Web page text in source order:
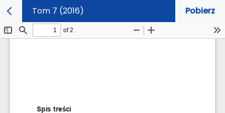
Tom 7 (2016) Pobierz